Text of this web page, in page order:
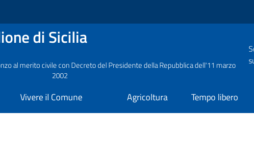
di Sicilia
al merito civile con Decreto del Presidente della Repubblica dell'11 marzo
2002
Vivere il Comune Agricoltura Tempo libero